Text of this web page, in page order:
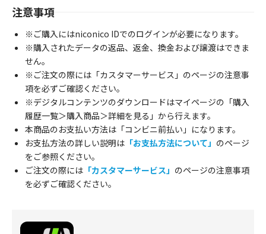
注意事項
※ご購入にはniconico IDでのログインが必要になります。
※購入されたデータの返品、返金、換金および譲渡はできま
せん。
※ご注文の際には「カスタマーサービス」のページの注意事
項を必ずご確認ください。
※デジタルコンテンツのダウンロードはマイページの「購入
履歴一覧＞購入商品＞詳細を見る」から行えます。
本商品のお支払い方法は「コンビニ前払い」になります。
お支払方法の詳しい説明は 「お支払方法について」 のページ
をご参照ください。
ご注文の際には 「カスタマーサービス」 のページの注意事項
を必ずご確認ください。